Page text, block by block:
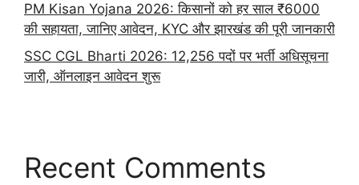
PM Kisan Yojana 2026: किसानों को हर साल ₹6000
की सहायता, जानिए आवेदन, KYC और झारखंड की पूरी जानकारी
SSC CGL Bharti 2026: 12,256 पदों पर भर्ती अधिसूचना
जारी, ऑनलाइन आवेदन शुरू
Recent Comments